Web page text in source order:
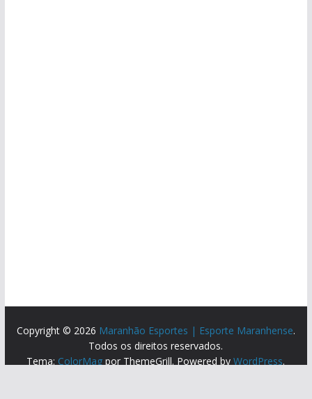
Copyright © 2026 Maranhão Esportes | Esporte Maranhense.
Todos os direitos reservados.
Tema: ColorMag por ThemeGrill. Powered byWordPress.